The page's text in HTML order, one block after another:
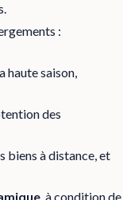
:
haute saison,
des
biens à distance, et
, à condition de